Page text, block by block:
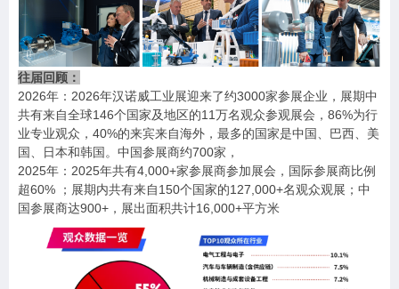
往届回顾：
2026年： 2026年汉诺威工业展迎来了约3000家参展企业，展期中
共有来自全球146个国家及地区的11万名观众参观展会， 86%为行
业专业观众， 40%的来宾来自海外，最多的国家是中国、巴西、美
国、日本和韩国。中国参展商约700家，
2025年： 2025年共有4,000+家参展商参加展会，国际参展商比例
超60% ；展期内共有来自 150个国家的127,000+名观众观展；中
国参展商达900+ ，展出面积共计16,000+平方米